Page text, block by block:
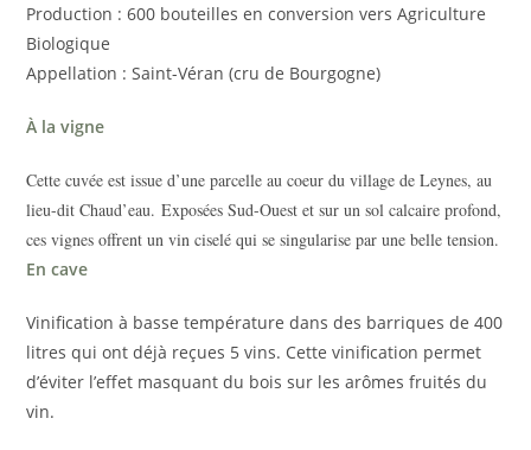
Production : 600 bouteilles en conversion vers Agriculture
Biologique
Appellation : Saint-Véran (cru de Bourgogne)
À la vigne
Cette cuvée est issue d’une parcelle au coeur du village de Leynes, au
lieu-dit Chaud’eau. Exposées Sud-Ouest et sur un sol calcaire profond,
ces vignes offrent un vin ciselé qui se singularise par une belle tension.
En cave
Vinification à basse température dans des barriques de 400
litres qui ont déjà reçues 5 vins. Cette vinification permet
d’éviter l’effet masquant du bois sur les arômes fruités du
vin.